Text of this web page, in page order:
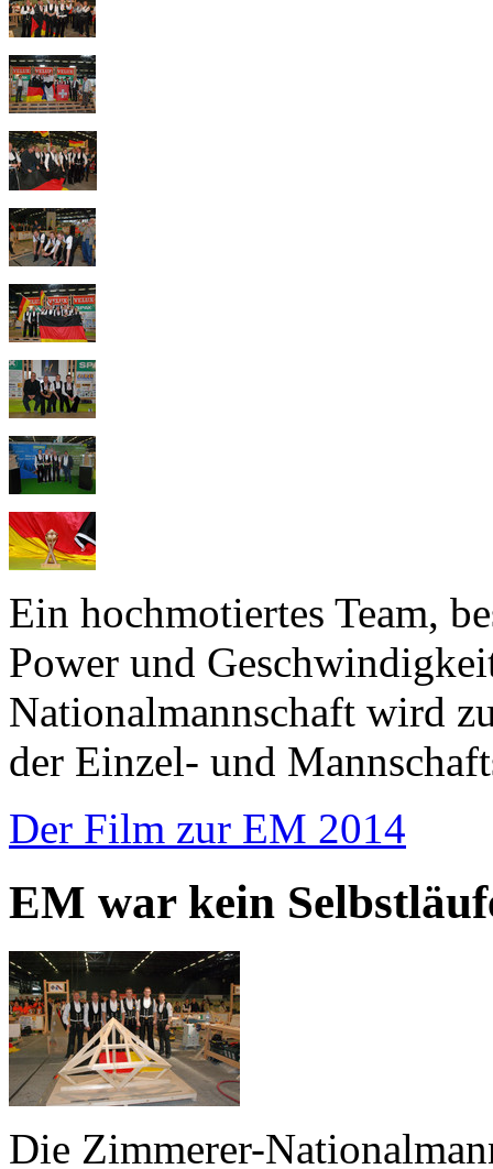
Ein hochmotiertes Team,
Power und
Nationalmannschaft wird
der Einzel- und
Der Film zur EM 2014
EM war kein
Die Zimmerer-